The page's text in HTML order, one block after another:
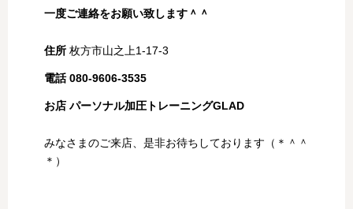
一度ご連絡をお願い致します＾＾
住所 枚方市山之上1-17-3
電話 080-9606-3535
お店 パーソナル加圧トレーニングGLAD
みなさまのご来店、是非お待ちしております（＊＾＾
＊）